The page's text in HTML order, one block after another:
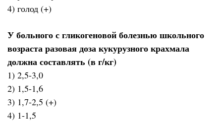
4) голод (+)
У больного с гликогеновой болезнью школьного
возраста разовая доза кукурузного крахмала
должна составлять (в г/кг)
1) 2,5-3,0
2) 1,5-1,6
3) 1,7-2,5 (+)
4) 1-1,5